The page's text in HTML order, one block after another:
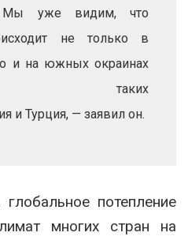
Мы уже видим, что
не только в
и на южных окраинах
таких
и Турция, — заявил он.
потепление
многих стран на